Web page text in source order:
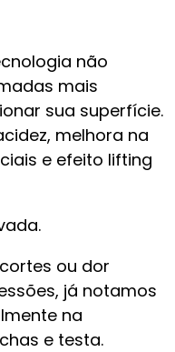
não
mais
sua superfície.
melhora na
e efeito lifting
ou dor
já notamos
na
e testa.